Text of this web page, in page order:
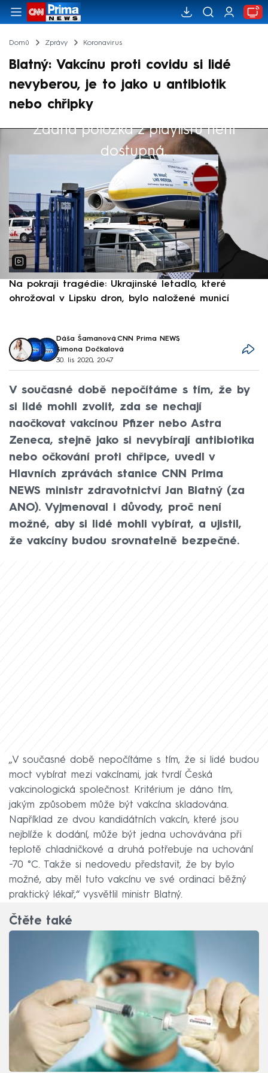
Domů Zprávy Koronavirus
Blatný: Vakcínu proti covidu si lidé
nevyberou, je to jako u antibiotik
nebo chřipky
Žádná položka z playlistu není
dostupná.
Výběr redakce
Na pokraji tragédie: Ukrajinské letadlo, které
ohrožoval v Lipsku dron, bylo naložené municí
Dáša Šamanová,CNN Prima NEWS,
Simona Dočkalová
30. lis 2020, 20:47
V současné době nepočítáme s tím, že by
si lidé mohli zvolit, zda se nechají
naočkovat vakcínou Pfizer nebo Astra
Zeneca, stejně jako si nevybírají antibiotika
nebo očkování proti chřipce, uvedl v
Hlavních zprávách stanice CNN Prima
NEWS ministr zdravotnictví Jan Blatný (za
ANO). Vyjmenoval i důvody, proč není
možné, aby si lidé mohli vybírat, a ujistil,
že vakcíny budou srovnatelně bezpečné.
„V současné době nepočítáme s tím, že si lidé budou
moct vybírat mezi vakcínami, jak tvrdí Česká
vakcinologická společnost. Kritérium je dáno tím,
jakým způsobem může být vakcína skladována.
Například ze dvou kandidátních vakcín, které jsou
nejblíže k dodání, může být jedna uchovávána při
teplotě chladničkové a druhá potřebuje na uchování
−70 °C. Takže si nedovedu představit, že by bylo
možné, aby měl tuto vakcínu ve své ordinaci běžný
praktický lékař,“ vysvětlil ministr Blatný.
Čtěte také